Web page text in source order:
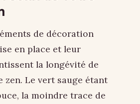
de décoration
en place et leur
la longévité de
zen. Le vert sauge étant
la moindre trace de